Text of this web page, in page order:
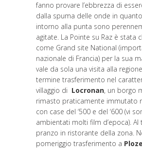
fanno provare l’ebbrezza di
dalla spuma delle onde in
intorno alla punta sono
agitate. La Pointe su Raz è stata
come Grand site National
nazionale di Francia) per la sua
vale da sola una visita alla
termine trasferimento nel
villaggio di Locronan, un borgo
rimasto praticamente immutato
con case del ‘500 e del ‘600 (vi
ambientati molti film d’epoca). Al
pranzo in ristorante della zona.
pomeriggio trasferimento a